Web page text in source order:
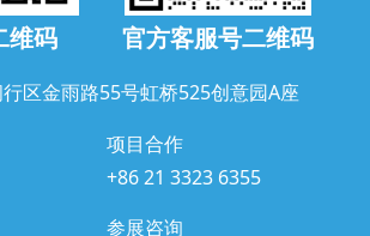
维码 官方客服号二维码
区金雨路55号虹桥525创意园A座
项目合作
+86 21 3323 6355
参展咨询